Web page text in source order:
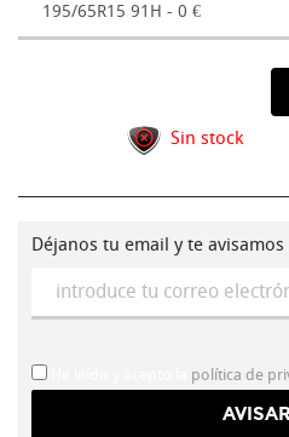
195/65R15 91H - 0 €
Sin stock
Déjanos tu email y te
política de